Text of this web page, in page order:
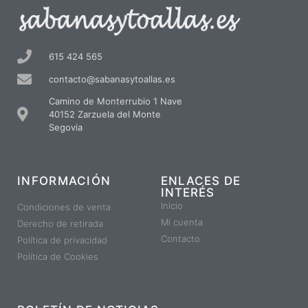
615 424 565
contacto@sabanasytoallas.es
Camino de Monterrubio 1 Nave
40152 Zarzuela del Monte
Segovia
INFORMACIÓN
Condiciones de venta
Derecho de retirada
Política de privacidad
Política de Cookies
ENLACES DE
INTERÉS
Inicio
Mi cuenta
Contacto